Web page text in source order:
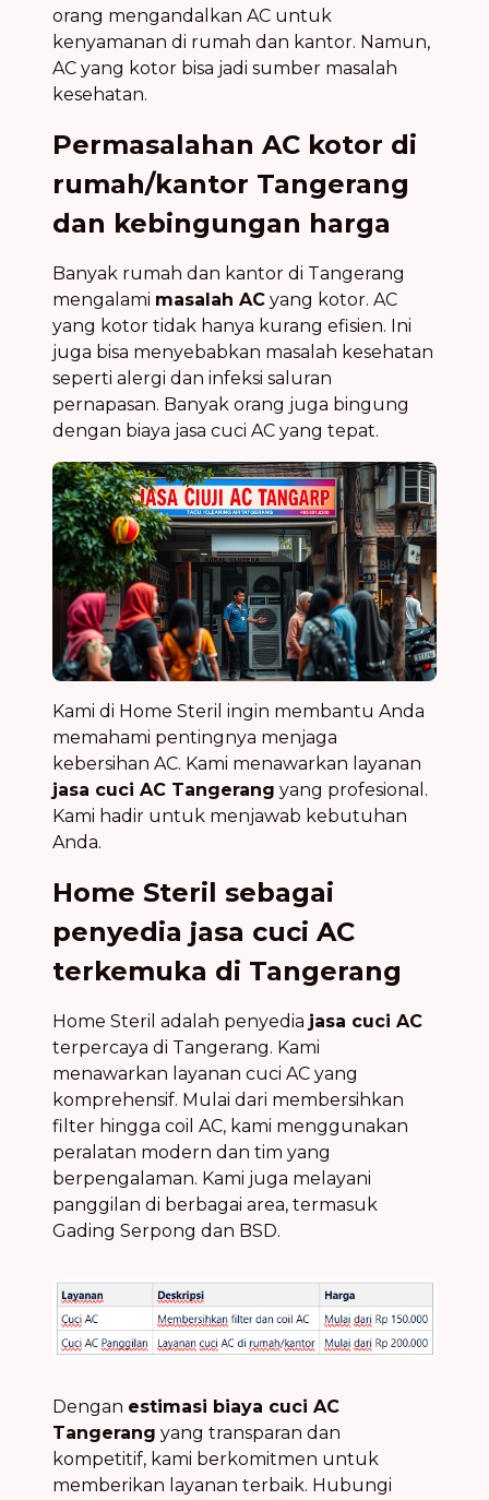
orang mengandalkan AC untuk
kenyamanan di rumah dan kantor. Namun,
AC yang kotor bisa jadi sumber masalah
kesehatan.
Permasalahan AC kotor di
rumah/kantor Tangerang
dan kebingungan harga
Banyak rumah dan kantor di Tangerang
mengalami masalah AC yang kotor. AC
yang kotor tidak hanya kurang efisien. Ini
juga bisa menyebabkan masalah kesehatan
seperti alergi dan infeksi saluran
pernapasan. Banyak orang juga bingung
dengan biaya jasa cuci AC yang tepat.
Kami di Home Steril ingin membantu Anda
memahami pentingnya menjaga
kebersihan AC. Kami menawarkan layanan
jasa cuci AC Tangerang yang profesional.
Kami hadir untuk menjawab kebutuhan
Anda.
Home Steril sebagai
penyedia jasa cuci AC
terkemuka di Tangerang
Home Steril adalah penyedia jasa cuci AC
terpercaya di Tangerang. Kami
menawarkan layanan cuci AC yang
komprehensif. Mulai dari membersihkan
filter hingga coil AC, kami menggunakan
peralatan modern dan tim yang
berpengalaman. Kami juga melayani
panggilan di berbagai area, termasuk
Gading Serpong dan BSD.
Dengan estimasi biaya cuci AC
Tangerang yang transparan dan
kompetitif, kami berkomitmen untuk
memberikan layanan terbaik. Hubungi